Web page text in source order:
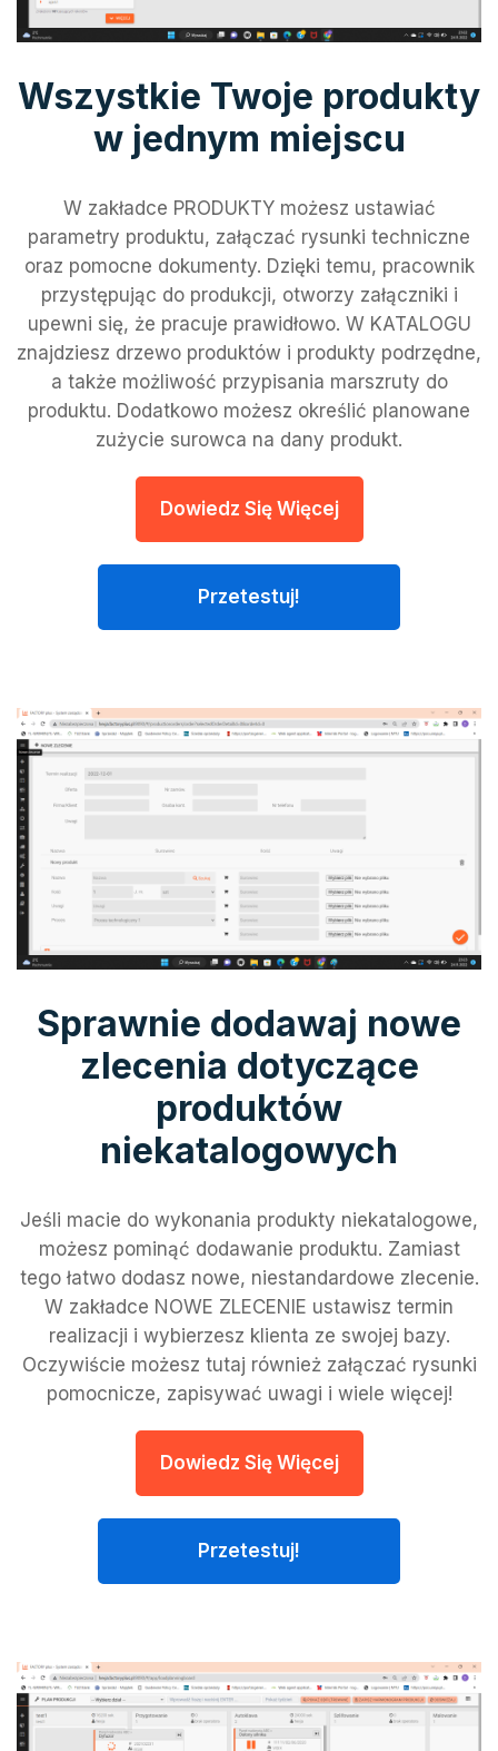
Wszystkie Twoje produkty
w jednym miejscu
W zakładce PRODUKTY możesz ustawiać
parametry produktu, załączać rysunki techniczne
oraz pomocne dokumenty. Dzięki temu, pracownik
przystępując do produkcji, otworzy załączniki i
upewni się, że pracuje prawidłowo. W KATALOGU
znajdziesz drzewo produktów i produkty podrzędne,
a także możliwość przypisania marszruty do
produktu. Dodatkowo możesz określić planowane
zużycie surowca na dany produkt.
Dowiedz Się Więcej
Przetestuj!
Sprawnie dodawaj nowe
zlecenia dotyczące
produktów
niekatalogowych
Jeśli macie do wykonania produkty niekatalogowe,
możesz pominąć dodawanie produktu. Zamiast
tego łatwo dodasz nowe, niestandardowe zlecenie.
W zakładce NOWE ZLECENIE ustawisz termin
realizacji i wybierzesz klienta ze swojej bazy.
Oczywiście możesz tutaj również załączać rysunki
pomocnicze, zapisywać uwagi i wiele więcej!
Dowiedz Się Więcej
Przetestuj!